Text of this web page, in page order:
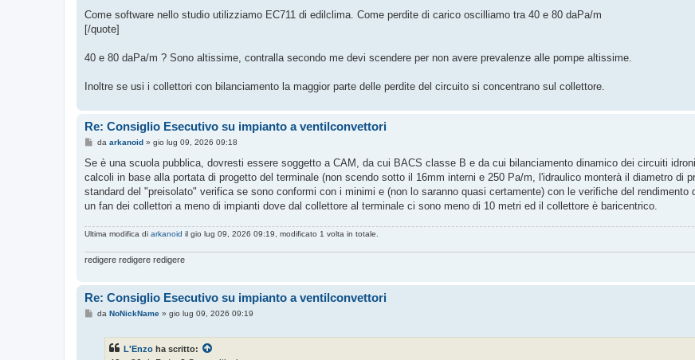
Come software nello studio utilizziamo EC711 di edilclima. Come perdite di carico oscilliamo tra 40 e 80 daPa/m
[/quote]
40 e 80 daPa/m ? Sono altissime, contralla secondo me devi scendere per non avere prevalenze alle pompe altissime.
Inoltre se usi i collettori con bilanciamento la maggior parte delle perdite del circuito si concentrano sul collettore.
Re: Consiglio Esecutivo su impianto a ventilconvettori
M
s
a
g
i
da arkanoid» gio lug 09, 2026 09:18
Se è una scuola pubblica, dovresti essere soggetto a CAM, da cui BACS classe B e da cui bilanciamento dinamico dei circuiti
calcoli in base alla portata di progetto del terminale (non scendo sotto il 16mm interni e 250 Pa/m, l'idraulico monterà il diametro di
standard del "preisolato" verifica se sono conformi con i minimi e (non lo saranno quasi certamente) con le verifiche del rendimento
un fan dei collettori a meno di impianti dove dal collettore al terminale ci sono meno di 10 metri ed il collettore è baricentrico.
Ultima modifica di arkanoid il gio lug 09, 2026 09:19, modificato 1 volta in totale.
redigere redigere redigere
Re: Consiglio Esecutivo su impianto a ventilconvettori
Mda NoNickName» gio lug 09, 2026 09:19
L'Enzo ha scritto: